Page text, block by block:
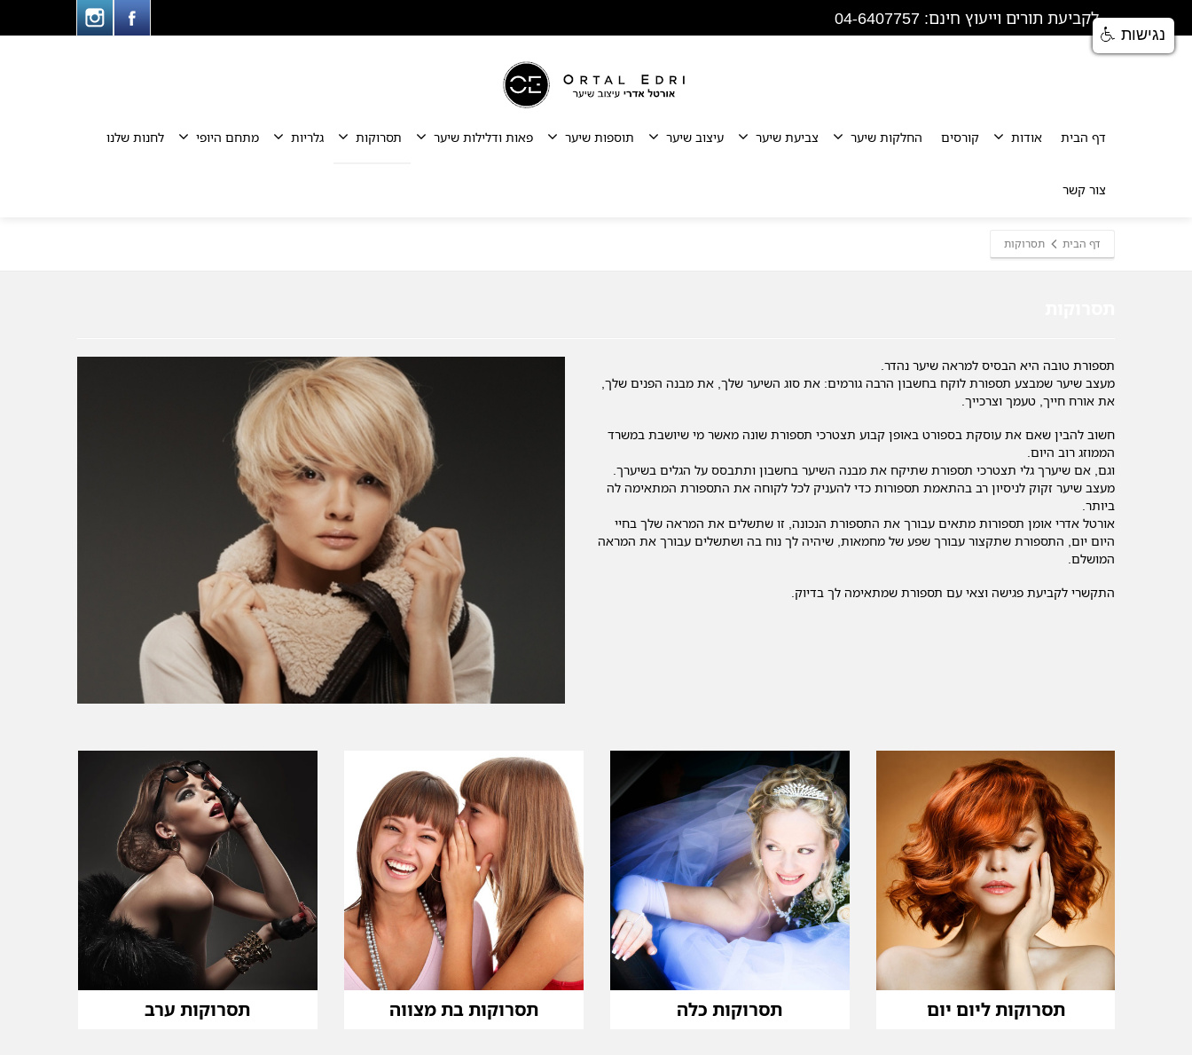
לקביעת תורים וייעוץ חינם: 04-6407757
דף הבית אודות קורסים החלקות שיער צביעת שיער עיצוב שיער תוספות שיער פאות ודלילות שיער תסרוקות גלריות מתחם היופי לחנות שלנו
צור קשר
תסרוקות דף הבית
תספורת טובה היא הבסיס למראה שיער נהדר.
מעצב שיער שמבצע תספורת לוקח בחשבון הרבה גורמים: את סוג השיער שלך, את מבנה הפנים שלך,
את אורח חייך, טעמך וצרכייך.
חשוב להבין שאם את עוסקת בספורט באופן קבוע תצטרכי תספורת שונה מאשר מי שיושבת במשרד
הממוזג רוב היום.
וגם, אם שיערך גלי תצטרכי תספורת שתיקח את מבנה השיער בחשבון ותתבסס על הגלים בשיערך.
מעצב שיער זקוק לניסיון רב בהתאמת תספורות כדי להעניק לכל לקוחה את התספורת המתאימה לה
ביותר.
אורטל אדרי אומן תספורות מתאים עבורך את התספורת הנכונה, זו שתשלים את המראה שלך בחיי
היום יום, התספורת שתקצור עבורך שפע של מחמאות, שיהיה לך נוח בה ושתשלים עבורך את המראה
המושלם.
התקשרי לקביעת פגישה וצאי עם תספורת שמתאימה לך בדיוק.
תסרוקות ערב תסרוקות בת מצווה תסרוקות כלה תסרוקות ליום יום
נגישות